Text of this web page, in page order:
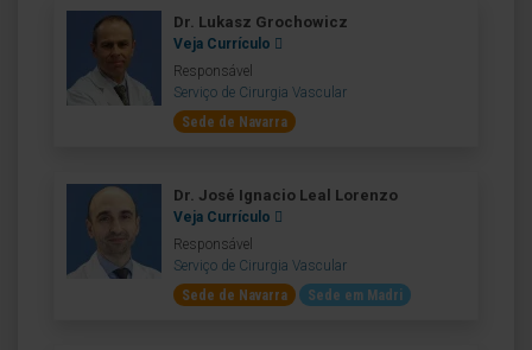
Dr. Lukasz Grochowicz
Veja Currículo
Responsável
Serviço de Cirurgia Vascular
Sede de Navarra
Dr. José Ignacio Leal Lorenzo
Veja Currículo
Responsável
Serviço de Cirurgia Vascular
Sede de Navarra
Sede em Madri